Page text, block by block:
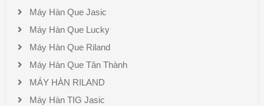
Máy Hàn Que Jasic
Máy Hàn Que Lucky
Máy Hàn Que Riland
Máy Hàn Que Tân Thành
MÁY HÀN RILAND
Máy Hàn TIG Jasic